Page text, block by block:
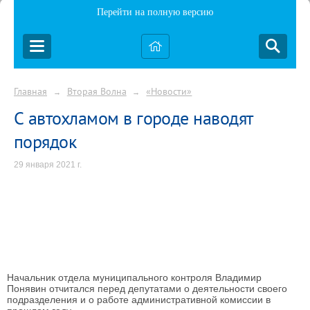
Перейти на полную версию
Главная → Вторая Волна → «Новости»
С автохламом в городе наводят
порядок
29 января 2021 г.
Начальник отдела муниципального контроля Владимир
Понявин отчитался перед депутатами о деятельности своего
подразделения и о работе административной комиссии в